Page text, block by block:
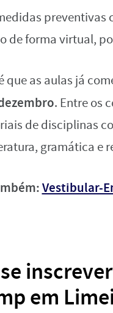
preventivas
de forma virtual,
que as aulas já
. Entre os
de disciplinas
gramática e
Vestibular-
em